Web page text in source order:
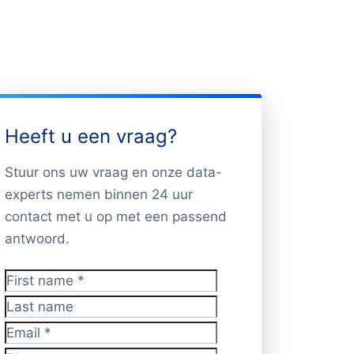
Heeft u een vraag?
Stuur ons uw vraag en onze data-
experts nemen binnen 24 uur
contact met u op met een passend
antwoord.
First name*
Last name
Email*